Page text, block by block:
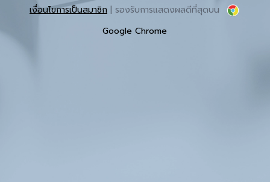
เงื่อนไขการเป็นสมาชิก | รองรับการแสดงผลดีที่สุดบน
Google Chrome